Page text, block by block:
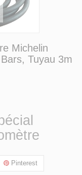
Michelin
Tuyau 3m
Pinterest